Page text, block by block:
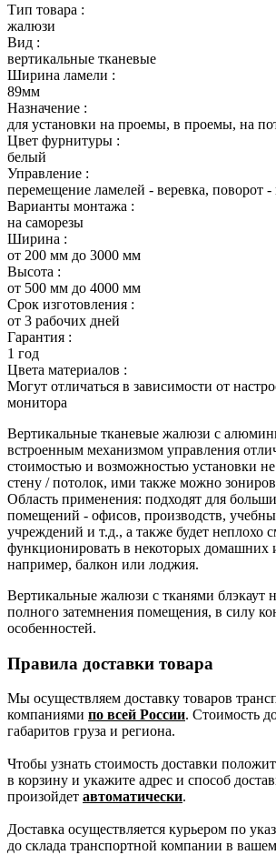
Тип товара :
жалюзи
Вид :
вертикальные тканевые
Ширина ламели :
89мм
Назначение :
для установки на проемы, в проемы, на
Цвет фурнитуры :
белый
Управление :
перемещение ламелей - веревка, поворот -
Варианты монтажа :
на саморезы
Ширина :
от 200 мм до 3000 мм
Высота :
от 500 мм до 4000 мм
Срок изготовления :
от 3 рабочих дней
Гарантия :
1 год
Цвета материалов :
Могут отличаться в зависимости от
монитора
Вертикальные тканевые жалюзи с
встроенным механизмом управления
стоимостью и возможностью установки не
стену / потолок, ими также можно
Область применения: подходят для
помещений - офисов, производств,
учреждений и т.д., а также будет неплохо
функционировать в некоторых домашних
например, балкон или лоджия.
Вертикальные жалюзи с тканями блэкаут
полного затемнения помещения, в силу
особенностей.
Правила доставки товара
Мы осуществляем доставку товаров
компаниями по всей России. Стоимость
габаритов груза и региона.
Чтобы узнать стоимость доставки
в корзину и укажите адрес и способ
произойдет автоматически.
Доставка осуществляется курьером по
до склада транспортной компании в